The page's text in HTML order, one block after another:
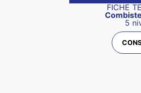
FICHE
5